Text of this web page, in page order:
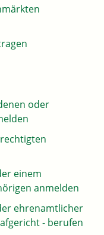
oder
einem
anmelden
ehrenamtlicher
- berufen